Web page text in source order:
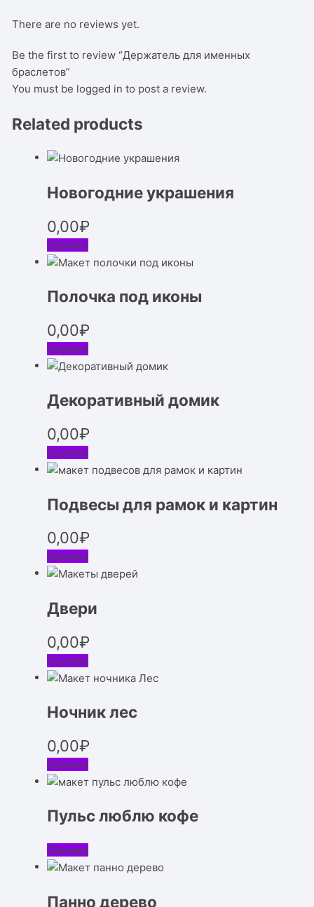
There are no reviews yet.
Be the first to review “Держатель для именных
браслетов”
You must be logged in to post a review.
Related products
Новогодние украшения
0,00₽
Скачать
Полочка под иконы
0,00₽
Скачать
Декоративный домик
0,00₽
Скачать
Подвесы для рамок и картин
0,00₽
Скачать
Двери
0,00₽
Скачать
Ночник лес
0,00₽
Скачать
Пульс люблю кофе
Скачать
Панно дерево